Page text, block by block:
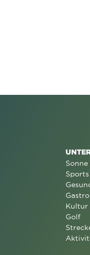
Sonne
Kultur
Golf